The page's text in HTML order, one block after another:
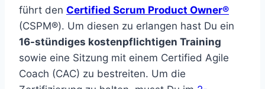
führt den Certified Scrum Product Owner®
(CSPM®). Um diesen zu erlangen hast Du ein
16-stündiges kostenpflichtigen Training
sowie eine Sitzung mit einem Certified Agile
Coach (CAC) zu bestreiten. Um die